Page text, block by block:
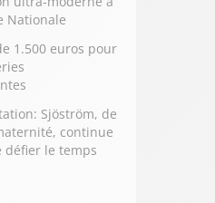
Nationale
1.500 euros pour
Sjöström, de
continue
défier le temps